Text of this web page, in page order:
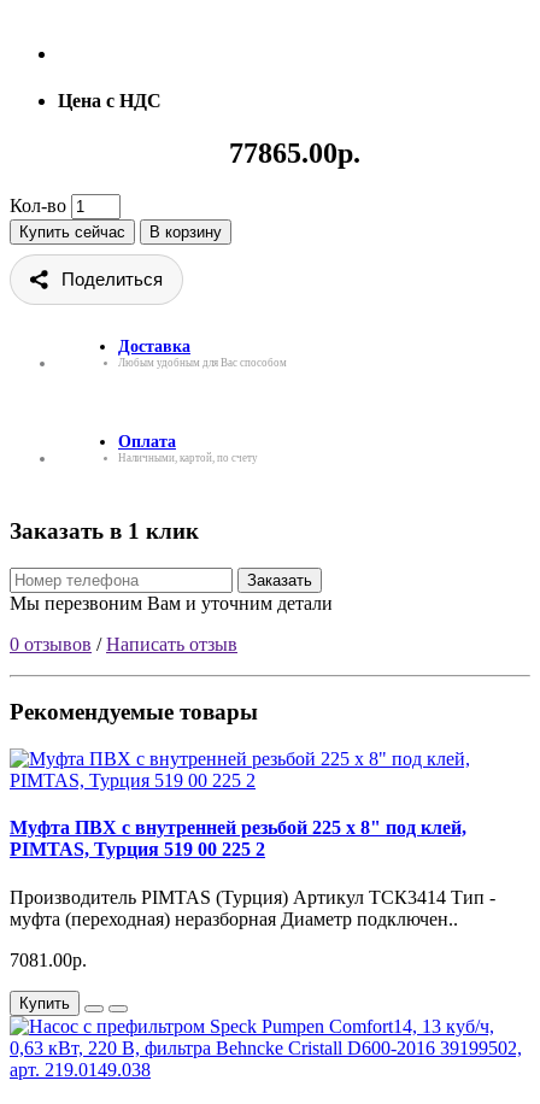
Цена с НДС
77865.00р.
Кол-во
Купить сейчас В корзину
Поделиться
Доставка
Любым удобным для Вас способом
Оплата
Наличными, картой, по счету
Заказать в 1 клик
Заказать
Мы перезвоним Вам и уточним детали
0 отзывов /Написать отзыв
Рекомендуемые товары
Муфта ПВХ с внутренней резьбой 225 х 8" под клей,
PIMTAS, Турция 519 00 225 2
Производитель PIMTAS (Турция) Артикул ТСК3414 Тип -
муфта (переходная) неразборная Диаметр подключен..
7081.00р.
Купить